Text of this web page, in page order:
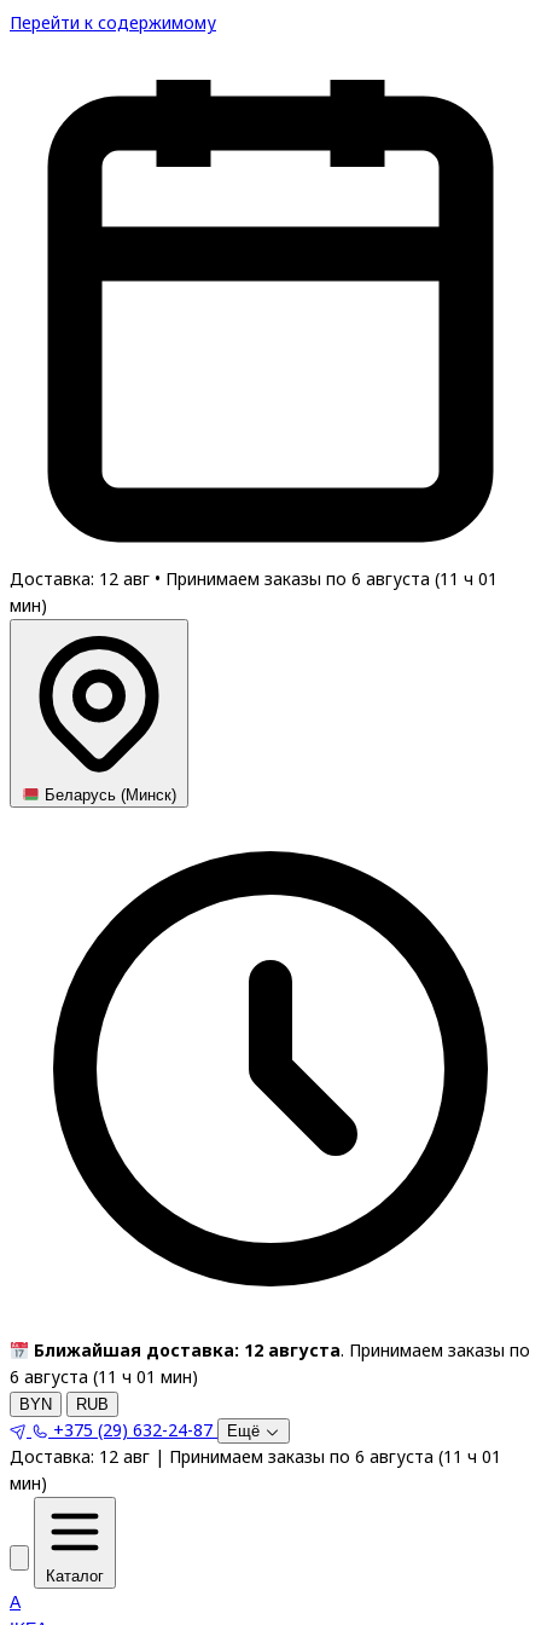
Перейти к содержимому
Доставка: 12 авг • Принимаем заказы по 6 августа (11 ч 01
мин)
Беларусь (Минск)
Ближайшая доставка: 12 августа. Принимаем заказы по
6 августа (11 ч 01 мин)
BYN RUB
+375 (29) 632-24-87 Ещё
Доставка: 12 авг | Принимаем заказы по 6 августа (11 ч 01
мин)
Каталог
A